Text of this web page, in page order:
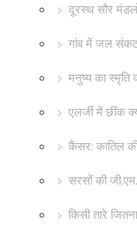
दूरस्थ सौर
गांव में जल
मनुष्य का स्मृति
एलर्जी में छींक
कैंसर: कातिल
सरसों की
किसी तारे